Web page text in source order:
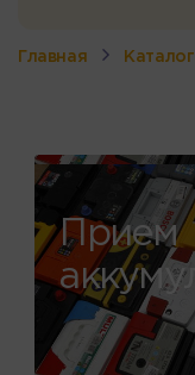
Главная
Прием